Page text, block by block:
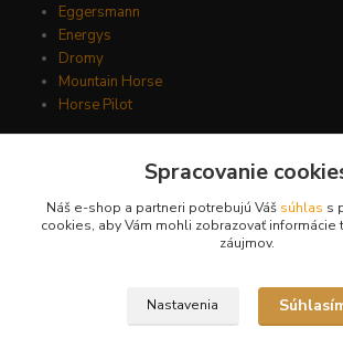
Eggersmann
Energys
Dromy
Mountain Horse
Horse Pilot
Kde nás nájdete?
Mlynská 24
Spracovanie
Náš e-shop a partneri potrebujú Váš súhlas s
cookies, aby Vám mohli zobrazovať informácie
záujmov.
Nastavenia